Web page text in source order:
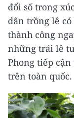
đổi số trong
dân trồng lê
thành công
những trái lê
Phong tiếp
trên toàn quốc.